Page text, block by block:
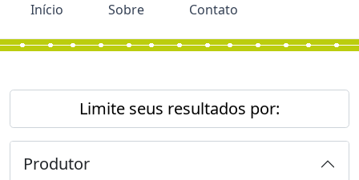
Início Sobre Contato
Limite seus resultados por:
Produtor